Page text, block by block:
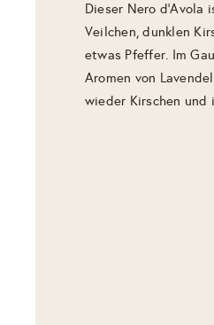
Dieser Nero d'Avola
Veilchen, dunklen
etwas Pfeffer. Im
Aromen von
wieder Kirschen und